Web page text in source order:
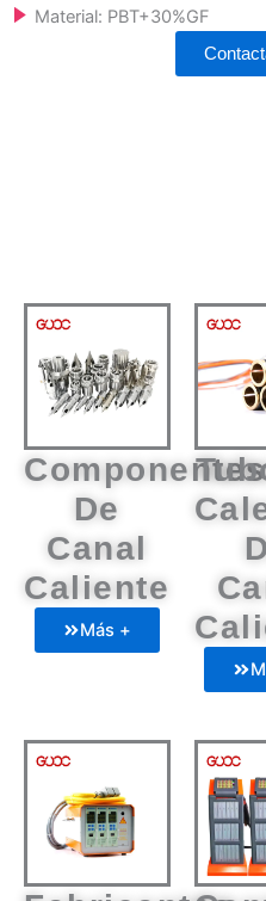
Material: PBT+30%GF
Componentes
De
Canal
Caliente
Más +